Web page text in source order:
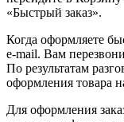
«Быстрый заказ».
Когда оформляете
e-mail. Вам
По результатам
оформления товара
Для оформления